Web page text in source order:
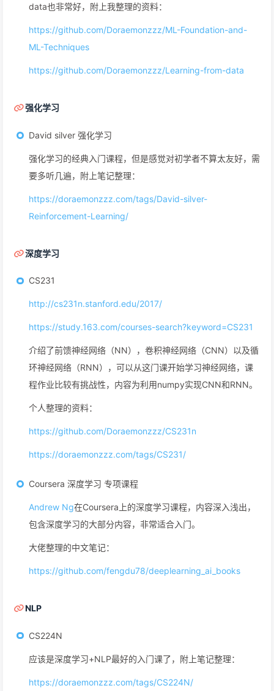
data也非常好，附上我整理的资料：
https://github.com/Doraemonzzz/ML-Foundation-and-
ML-Techniques
https://github.com/Doraemonzzz/Learning-from-data
强化学习
David silver 强化学习
强化学习的经典入门课程，但是感觉对初学者不算太友好，需
要多听几遍，附上笔记整理：
https://doraemonzzz.com/tags/David-silver-
Reinforcement-Learning/
深度学习
CS231
http://cs231n.stanford.edu/2017/
https://study.163.com/courses-search?keyword=CS231
介绍了前馈神经网络（NN），卷积神经网络（CNN）以及循
环神经网络（RNN），可以从这门课开始学习神经网络，课
程作业比较有挑战性，内容为利用numpy实现CNN和RNN。
个人整理的资料：
https://github.com/Doraemonzzz/CS231n
https://doraemonzzz.com/tags/CS231/
Coursera 深度学习 专项课程
Andrew Ng在Coursera上的深度学习课程，内容深入浅出，
包含深度学习的大部分内容，非常适合入门。
大佬整理的中文笔记：
https://github.com/fengdu78/deeplearning_ai_books
NLP
CS224N
应该是深度学习+NLP最好的入门课了，附上笔记整理：
https://doraemonzzz.com/tags/CS224N/